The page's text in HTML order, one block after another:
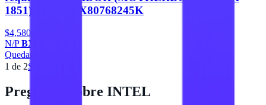
1851) 24 MB BX80768245K
$4,580
N/PBX80768245K
Quedan 4
1 de 2Siguiente
Preguntas sobre INTEL